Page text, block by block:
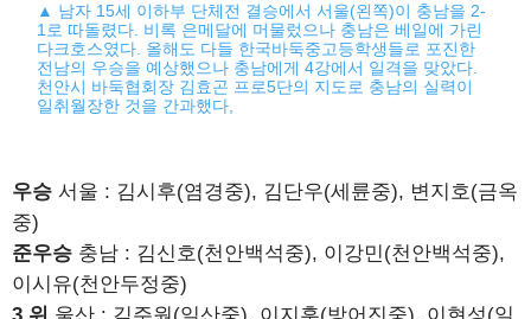
▲ 남자 15세 이하부 단체전 결승에서 서울(왼쪽)이 충남을 2-
1로 따돌렸다. 비록 은메달에 머물렀으나 충남은 베일에 가린
다크호스였다. 올해도 다들 한국바둑중고등학생들로 포진한
전남의 우승을 예상했으나 충남에게 4강에서 일격을 맞았다.
천안시 바둑협회장 김효곤 프로5단의 지도로 충남의 실력이
일취월장한 것을 간과했다,
우승 서울 : 김시후(염경중), 김단우(세륜중), 변지호(금옥
중)
준우승 충남 : 김신호(천안백석중), 이강민(천안백석중),
이시유(천안두정중)